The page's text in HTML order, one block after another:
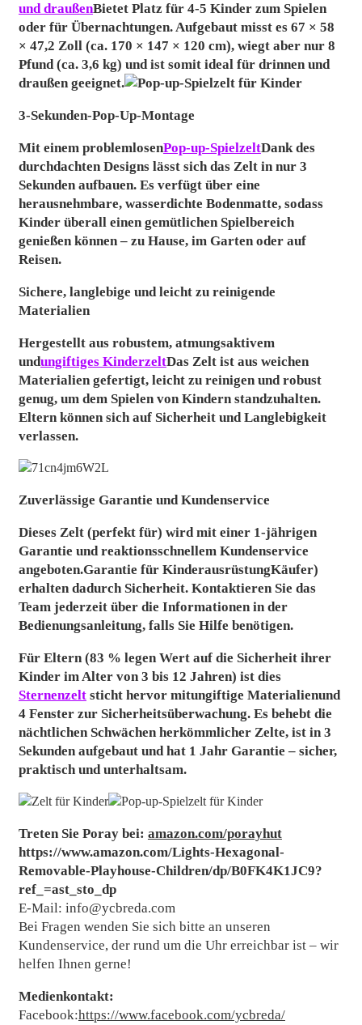
und draußenBietet Platz für 4-5 Kinder zum Spielen
oder für Übernachtungen. Aufgebaut misst es 67 × 58
× 47,2 Zoll (ca. 170 × 147 × 120 cm), wiegt aber nur 8
Pfund (ca. 3,6 kg) und ist somit ideal für drinnen und
draußen geeignet.
3-Sekunden-Pop-Up-Montage
Mit einem problemlosenPop-up-SpielzeltDank des
durchdachten Designs lässt sich das Zelt in nur 3
Sekunden aufbauen. Es verfügt über eine
herausnehmbare, wasserdichte Bodenmatte, sodass
Kinder überall einen gemütlichen Spielbereich
genießen können – zu Hause, im Garten oder auf
Reisen.
Sichere, langlebige und leicht zu reinigende
Materialien
Hergestellt aus robustem, atmungsaktivem
undungiftiges KinderzeltDas Zelt ist aus weichen
Materialien gefertigt, leicht zu reinigen und robust
genug, um dem Spielen von Kindern standzuhalten.
Eltern können sich auf Sicherheit und Langlebigkeit
verlassen.
Zuverlässige Garantie und Kundenservice
Dieses Zelt (perfekt für) wird mit einer 1-jährigen
Garantie und reaktionsschnellem Kundenservice
angeboten.Garantie für KinderausrüstungKäufer)
erhalten dadurch Sicherheit. Kontaktieren Sie das
Team jederzeit über die Informationen in der
Bedienungsanleitung, falls Sie Hilfe benötigen.
Für Eltern (83 % legen Wert auf die Sicherheit ihrer
Kinder im Alter von 3 bis 12 Jahren) ist dies
Sternenzeltsticht hervor mitungiftige Materialienund
4 Fenster zur Sicherheitsüberwachung. Es behebt die
nächtlichen Schwächen herkömmlicher Zelte, ist in 3
Sekunden aufgebaut und hat 1 Jahr Garantie – sicher,
praktisch und unterhaltsam.
Treten Sie Poray bei: amazon.com/porayhut
https://www.amazon.com/Lights-Hexagonal-
Removable-Playhouse-Children/dp/B0FK4K1JC9?
ref_=ast_sto_dp
E-Mail: info@ycbreda.com
Bei Fragen wenden Sie sich bitte an unseren
Kundenservice, der rund um die Uhr erreichbar ist – wir
helfen Ihnen gerne!
Medienkontakt:
Facebook:https://www.facebook.com/ycbreda/